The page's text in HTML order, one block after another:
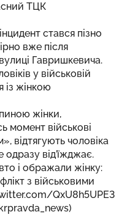
ТЦК
стався пізно
вже після
Гавришкевича.
у військовій
із жінкою
жінки,
момент військові
відтягують чоловіка
одразу від’їжджає.
і ображали жінку:
з військовими
QxU8h5UPE3